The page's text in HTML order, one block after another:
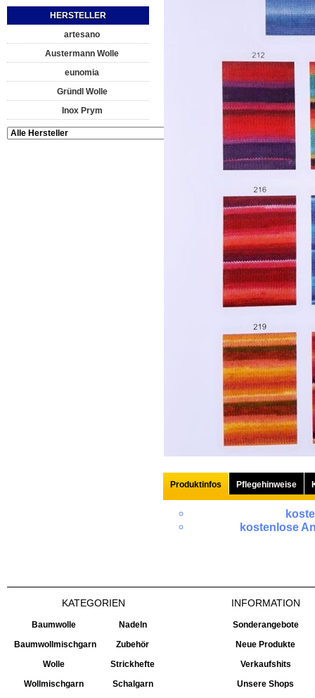
HERSTELLER
artesano
Austermann Wolle
eunomia
Gründl Wolle
Inox Prym
Produktinfos Pflegehinweise
kostenlose
KATEGORIEN
Baumwolle
Baumwollmischgarn
Wolle
Wollmischgarn
Nadeln
Zubehör
Strickhefte
Schalgarn
INFORMATION
Sonderangebote
Neue Produkte
Verkaufshits
Unsere Shops